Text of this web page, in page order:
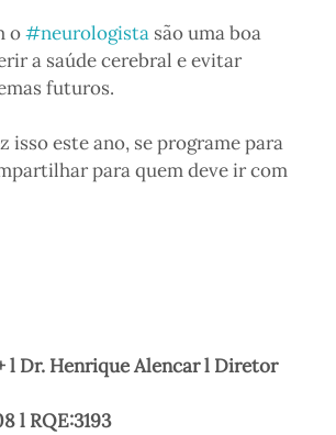
o#neurologista são uma boa
a saúde cerebral e evitar
futuros.
isso este ano, se programe para
para quem deve ir com
l Dr. Henrique Alencar l Diretor
l RQE:3193